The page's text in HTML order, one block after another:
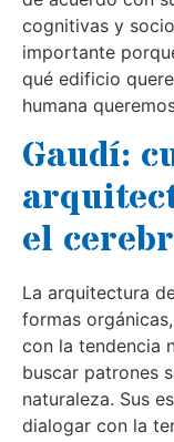
cognitivas y
importante
qué edificio
humana
Gaudí:
el
La arquitectura
formas
con la tendencia
buscar patrones
naturaleza. Sus
dialogar con la